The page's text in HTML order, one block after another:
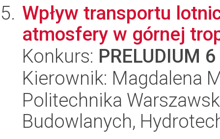
Wpływ transportu
atmosfery w górnej
Konkurs: PRELUDIUM 6
Kierownik: Magdalena
Politechnika
Budowlanych,